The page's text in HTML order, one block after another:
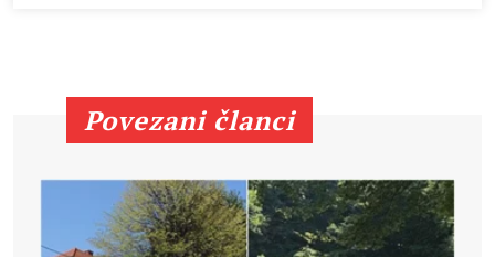
Povezani članci